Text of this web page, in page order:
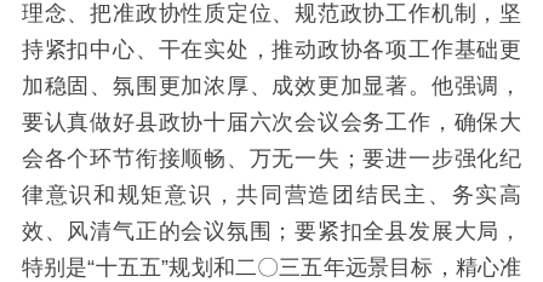
理念、把准政协性质定位、规范政协工作机制，坚
持紧扣中心、干在实处，推动政协各项工作基础更
加稳固、氛围更加浓厚、成效更加显著。他强调，
要认真做好县政协十届六次会议会务工作，确保大
会各个环节衔接顺畅、万无一失；要进一步强化纪
律意识和规矩意识，共同营造团结民主、务实高
效、风清气正的会议氛围；要紧扣全县发展大局，
特别是“十五五”规划和二〇三五年远景目标，精心准